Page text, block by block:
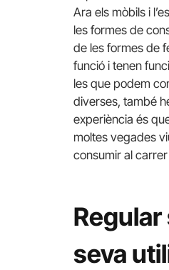
Ara els mòbils i
les formes de
de les formes de
funció i tenen
les que podem
diverses, també
experiència és
moltes vegades
consumir al
seva